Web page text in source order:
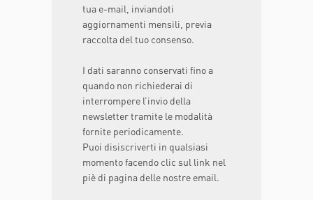
tua e-mail, inviandoti
aggiornamenti mensili, previa
raccolta del tuo consenso.
I dati saranno conservati fino a
quando non richiederai di
interrompere l’invio della
newsletter tramite le modalità
fornite periodicamente.
Puoi disiscriverti in qualsiasi
momento facendo clic sul link nel
piè di pagina delle nostre email.